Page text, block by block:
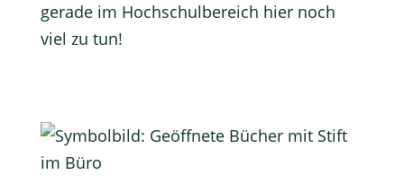
gerade im Hochschulbereich hier noch
viel zu tun!